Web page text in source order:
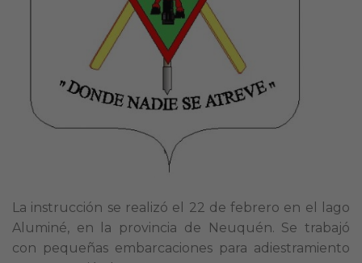
La instrucción se realizó el 22 de febrero en el lago
Aluminé, en la provincia de Neuquén. Se trabajó
con pequeñas embarcaciones para adiestramiento